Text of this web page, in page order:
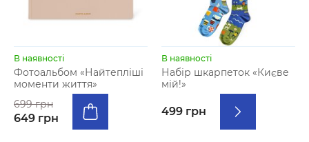
В наявності
Фотоальбом «Найтепліші
моменти життя»
699 грн
649 грн
В наявності
Набір шкарпеток «Києве
мій!»
499 грн